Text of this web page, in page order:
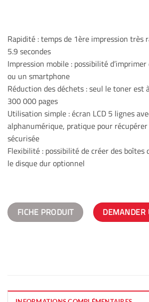
Rapidité : temps de 1ère impression très
5.9 secondes
Impression mobile : possibilité
ou un smartphone
Réduction des déchets : seul le toner est
300 000 pages
Utilisation simple : écran LCD 5 lignes
alphanumérique, pratique pour
sécurisée
Flexibilité : possibilité de créer des boîtes
le disque dur optionnel
FICHE PRODUIT DEMANDER